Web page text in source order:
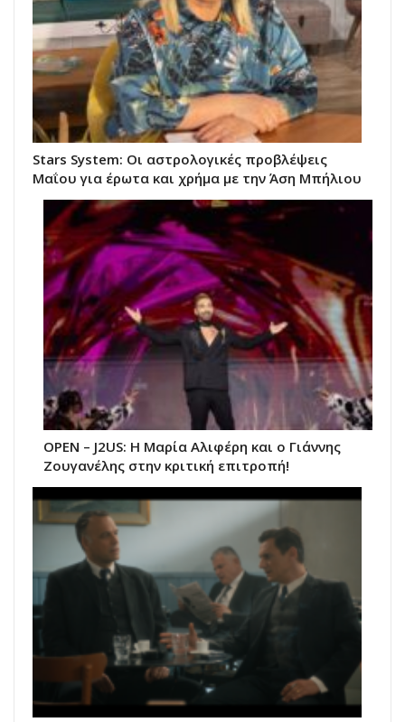
Stars System: Οι αστρολογικές προβλέψεις
Μαΐου για έρωτα και χρήμα με την Άση Μπήλιου
ΟΡΕΝ – J2US: Η Μαρία Αλιφέρη και ο Γιάννης
Ζουγανέλης στην κριτική επιτροπή!